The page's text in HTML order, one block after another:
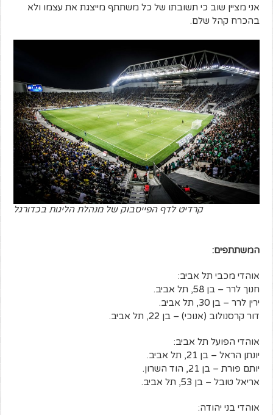
אני מציין שוב כי תשובתו של כל משתתף מייצגת את עצמו ולא
בהכרח קהל שלם.
קרדיט לדף הפייסבוק של מנהלת הליגות בכדורגל
המשתתפים:
אוהדי מכבי תל אביב:
חנוך לרר – בן 58, תל אביב.
ירין לרר – בן 30, תל אביב.
דור קרסנולוב (אנוכי) – בן 22, תל אביב.
אוהדי הפועל תל אביב:
יונתן הראל – בן 21, תל אביב.
יותם פורת – בן 21, הוד השרון.
אריאל טובל – בן 53, תל אביב.
אוהדי בני יהודה: